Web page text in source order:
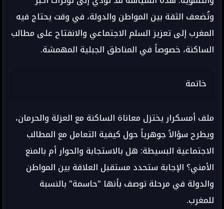
وتُضعف الثقة بين المواطن والدولة، في وقت يحتاج فيه
المغرب إلى تعزيز السلم الاجتماعي والانفتاح على مطالب
الساكنة، خصوصاً في المناطق الجبلية المهمشة.
خاتمة
ملف أمسكرار يختزل معاناة الساكنة مع العزلة والحرمان،
ويطرح سؤالاً جوهرياً حول كيفية التعامل مع المطالب
الاجتماعية البسيطة: هل بالاستجابة والحوار أم بالمنع
الأمني؟ الإجابة ستحدد مستقبل العلاقة بين المواطن
والدولة في مرحلة توصف بأنها "حاسمة" بالنسبة
للمغرب.